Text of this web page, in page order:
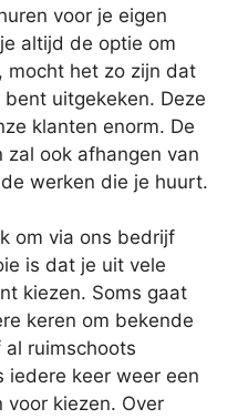
voor je eigen
altijd de optie om
mocht het zo zijn dat
uitgekeken. Deze
klanten enorm. De
ook afhangen van
werken die je huurt.
om via ons bedrijf
is dat je uit vele
kiezen. Soms gaat
keren om bekende
ruimschoots
iedere keer weer een
voor kiezen. Over